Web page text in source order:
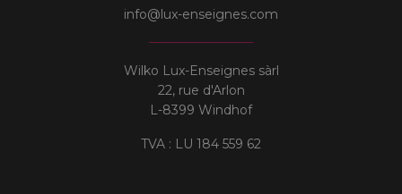
info@lux-enseignes.com
Wilko Lux-Enseignes sàrl
22, rue d'Arlon
L-8399 Windhof
TVA : LU 184 559 62